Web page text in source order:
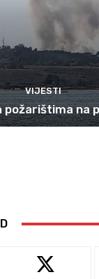
VIJESTI
požarištima na